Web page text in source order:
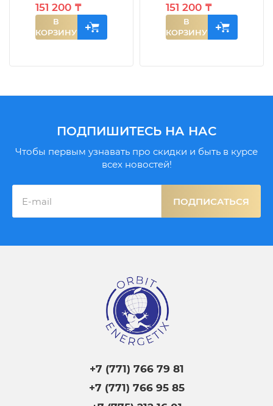
151 200 ₸
В
КОРЗИНУ
151 200 ₸
В
КОРЗИНУ
ПОДПИШИТЕСЬ НА НАС
Чтобы первым узнавать про скидки и быть в курсе
всех новостей!
ПОДПИСАТЬСЯ
+7 (771) 766 79 81
+7 (771) 766 95 85